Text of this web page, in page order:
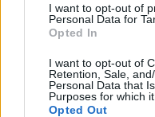
I want to opt-out of
Personal Data for
Opted In
I want to opt-out of
Retention, Sale,
Personal Data that
Purposes for which
Opted Out